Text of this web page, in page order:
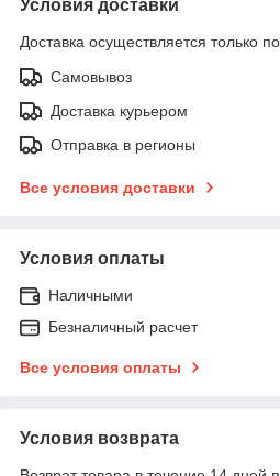
Условия доставки
Доставка осуществляется только
Самовывоз
Доставка курьером
Отправка в регионы
Все условия доставки
Условия оплаты
Наличными
Безналичный расчет
Все условия оплаты
Условия возврата